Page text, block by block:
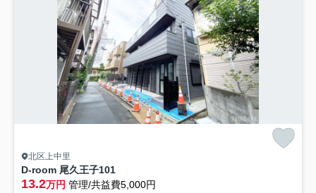
北区上中里
D-room 尾久王子101
13.2万円 管理/共益費5,000円